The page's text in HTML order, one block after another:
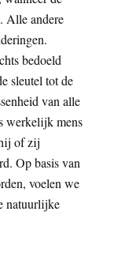
Alle andere
bedoeld
sleutel tot de
van alle
werkelijk mens
of zij
Op basis van
voelen we
natuurlijke